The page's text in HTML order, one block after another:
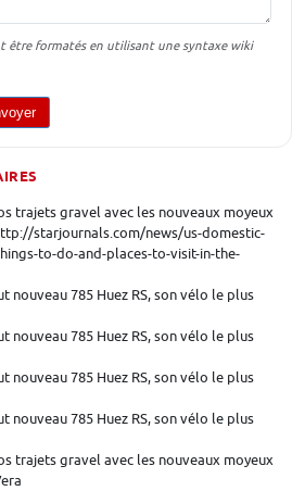
être formatés en utilisant une syntaxe wiki
trajets gravel avec les nouveaux moyeux
starjournals.com/news/us-domestic-
to-do-and-places-to-visit-in-the-
nouveau 785 Huez RS, son vélo le plus
nouveau 785 Huez RS, son vélo le plus
nouveau 785 Huez RS, son vélo le plus
nouveau 785 Huez RS, son vélo le plus
trajets gravel avec les nouveaux moyeux